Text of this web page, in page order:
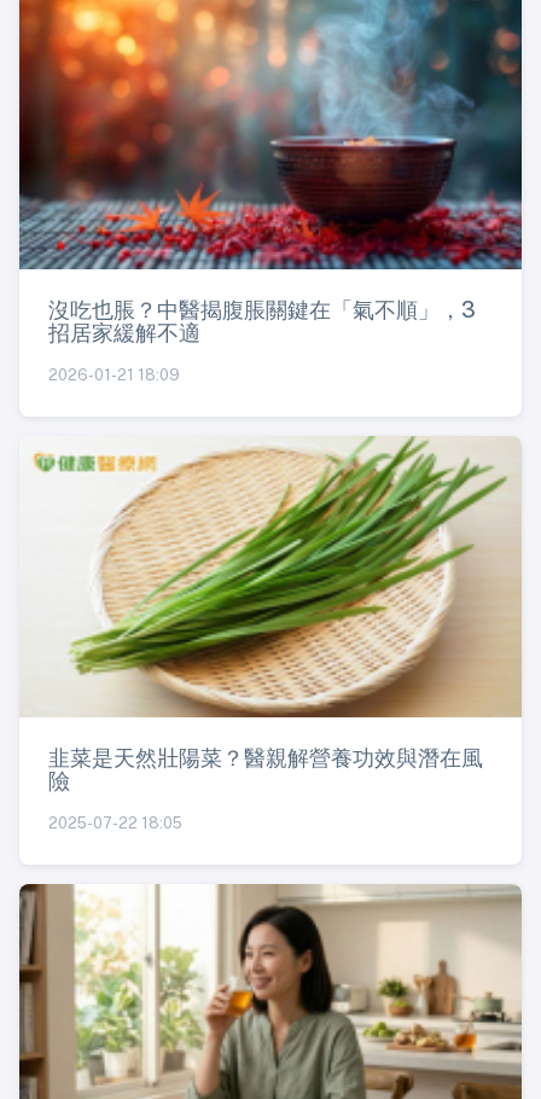
沒吃也脹？中醫揭腹脹關鍵在「氣不順」，3
招居家緩解不適
2026-01-21 18:09
韭菜是天然壯陽菜？醫親解營養功效與潛在風
險
2025-07-22 18:05